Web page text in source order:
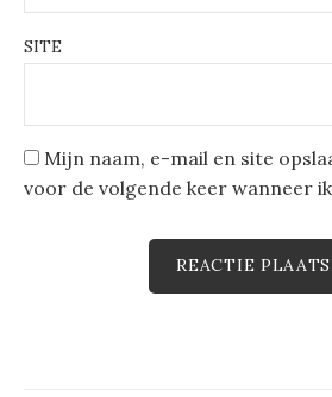
SITE
Mijn naam, e-mail en site
voor de volgende keer wanneer